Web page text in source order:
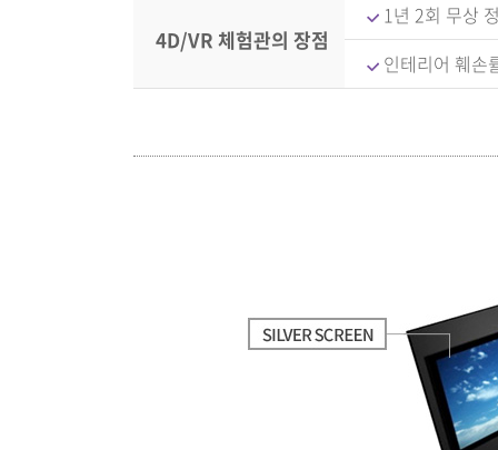
4D/VR 체험관의 장점
1년 2회 무상
인테리어 훼손